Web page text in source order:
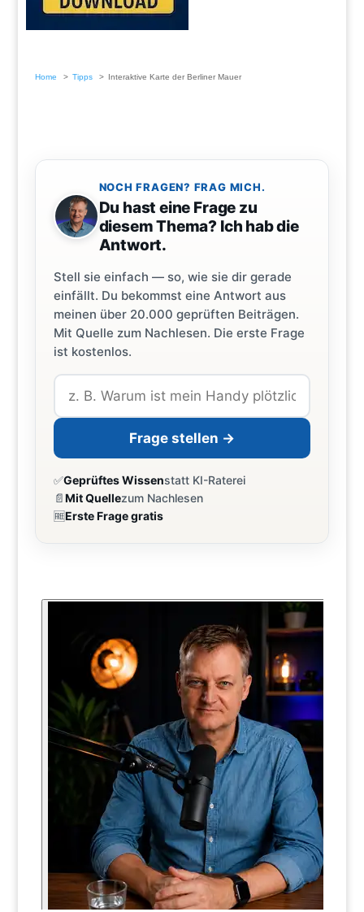
Home Tipps Interaktive Karte der Berliner Mauer
NOCH FRAGEN? FRAG MICH.
Du hast eine Frage zu
diesem Thema? Ich hab die
Antwort.
Stell sie einfach — so, wie sie dir gerade
einfällt. Du bekommst eine Antwort aus
meinen über 20.000 geprüften Beiträgen.
Mit Quelle zum Nachlesen. Die erste Frage
ist kostenlos.
Frage stellen →
✅Geprüftes Wissenstatt KI-Raterei
📄Mit Quellezum Nachlesen
🆓Erste Frage gratis